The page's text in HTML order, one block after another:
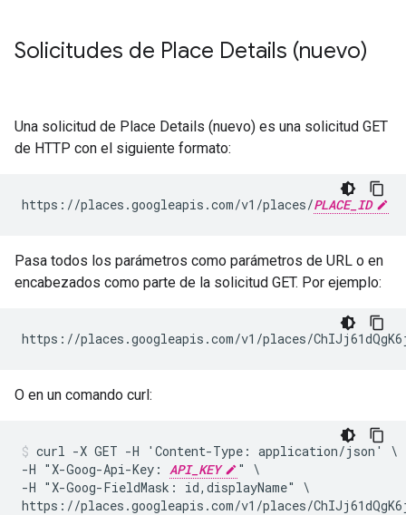
Solicitudes de Place Details (nuevo)
Una solicitud de Place Details (nuevo) es una solicitud GET
de HTTP con el siguiente formato:
https://places.googleapis.com/v1/places/PLACE_ID
Pasa todos los parámetros como parámetros de URL o en
encabezados como parte de la solicitud GET. Por ejemplo:
https://places.googleapis.com/v1/places/
O en un comando curl:
curl -X GET -H 'Content-Type: application/json' \
-H "X-Goog-Api-Key: API_KEY
" \
-H "X-Goog-FieldMask: id,displayName" \
https://places.googleapis.com/v1/places/